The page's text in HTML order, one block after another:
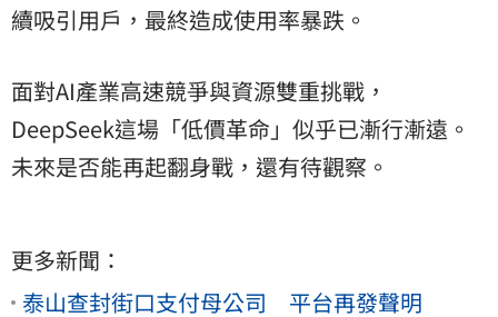
續吸引用戶，最終造成使用率暴跌。
面對AI產業高速競爭與資源雙重挑戰，
DeepSeek這場「低價革命」似乎已漸行漸遠。
未來是否能再起翻身戰，還有待觀察。
更多新聞：
泰山查封街口支付母公司 平台再發聲明